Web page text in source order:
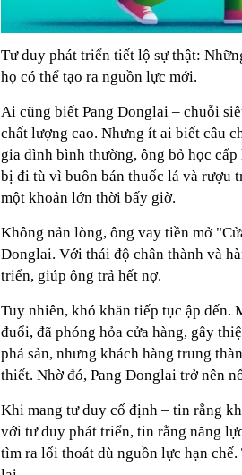
Tư duy phát triển tiết lộ sự thật:
họ có thể tạo ra nguồn lực mới.
Ai cũng biết Pang Donglai – chuỗi
chất lượng cao. Nhưng ít ai biết câu
gia đình bình thường, ông bỏ học
bị đi tù vì buôn bán thuốc lá và rượu
một khoản lớn thời bấy giờ.
Không nản lòng, ông vay tiền mở
Donglai. Với thái độ chân thành và
triển, giúp ông trả hết nợ.
Tuy nhiên, khó khăn tiếp tục ập đến.
đuổi, đã phóng hỏa cửa hàng, gây
phá sản, nhưng khách hàng trung
thiết. Nhờ đó, Pang Donglai trở nên
Khi mang tư duy cố định – tin rằng
với tư duy phát triển, tin rằng năng
tìm ra lối thoát dù nguồn lực hạn